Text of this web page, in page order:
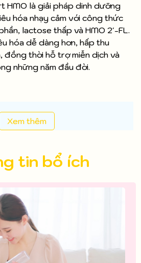
HMO là giải pháp dinh dưỡng
hóa nhạy cảm với công thức
lactose thấp và HMO 2'-FL.
hóa dễ dàng hơn, hấp thu
đồng thời hỗ trợ miễn dịch và
những năm đầu đời.
Xem thêm
tin bổ ích